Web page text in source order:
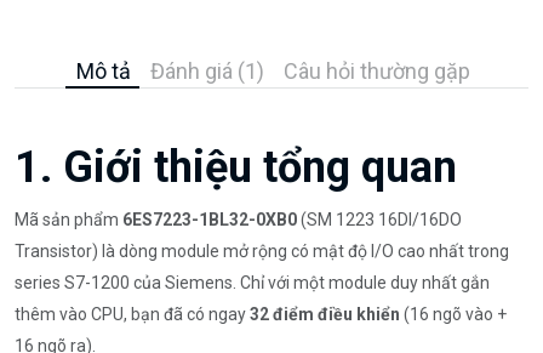
Mô tả Đánh giá (1) Câu hỏi thường gặp
1. Giới thiệu tổng quan
Mã sản phẩm 6ES7223-1BL32-0XB0(SM 1223 16DI/16DO
Transistor) là dòng module mở rộng có mật độ I/O cao nhất trong
series S7-1200 của Siemens. Chỉ với một module duy nhất gắn
thêm vào CPU, bạn đã có ngay32 điểm điều khiển (16 ngõ vào +
16 ngõ ra).